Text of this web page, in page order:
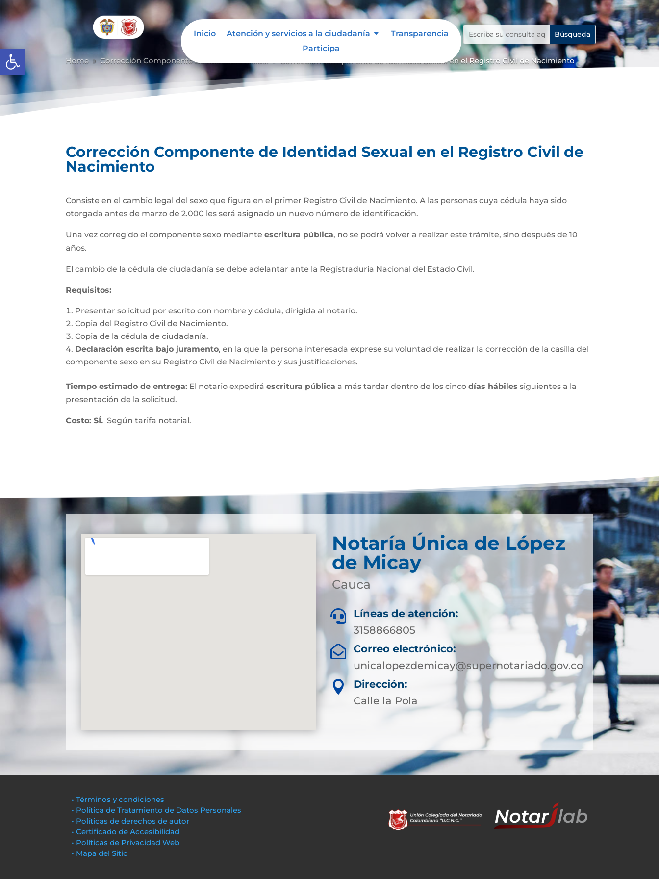
Abrir barra de herramientas
Inicio Atención y servicios a la ciudadanía
Transparencia
Participa
Home 9 Corrección Componente De Identidad Sexual Corrección Componente de Identidad Sexual en el Registro Civil de Nacimiento
Corrección Componente de Identidad Sexual en el Registro Civil de
Nacimiento
Consiste en el cambio legal del sexo que figura en el primer Registro Civil de Nacimiento. A las personas cuya cédula haya sido
otorgada antes de marzo de 2.000 les será asignado un nuevo número de identificación.
Una vez corregido el componente sexo medianteescritura pública, no se podrá volver a realizar este trámite, sino después de 10
años.
El cambio de la cédula de ciudadanía se debe adelantar ante la Registraduría Nacional del Estado Civil.
Requisitos:
Presentar solicitud por escrito con nombre y cédula, dirigida al notario.
Copia del Registro Civil de Nacimiento.
Copia de la cédula de ciudadanía.
Declaración escrita bajo juramento, en la que la persona interesada exprese su voluntad de realizar la corrección de la casilla del
componente sexo en su Registro Civil de Nacimiento y sus justificaciones.
Tiempo estimado de entrega: El notario expediráescritura pública a más tardar dentro de los cincodías hábiles siguientes a la
presentación de la solicitud.
Costo: SÍ. Según tarifa notarial.
Notaría Única de López
de Micay
Cauca

Líneas de atención:
3158866805

Correo electrónico:
unicalopezdemicay@supernotariado.gov.co

Dirección:
Calle la Pola
• Términos y condiciones
• Política de Tratamiento de Datos Personales
• Políticas de derechos de autor
• Certificado de Accesibilidad
• Políticas de Privacidad Web
• Mapa del Sitio